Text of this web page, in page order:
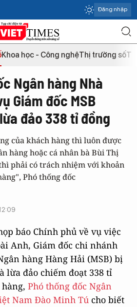
Đăng nhập
Khoa học - Công nghệThị trường số
Ngân hàng Nhà
Giám đốc MSB
đảo 338 tỉ đồng
của khách hàng thì luôn được
hàng hoặc cá nhân bà Bùi Thị
phải có trách nhiệm với khoản
Phó thống đốc
báo Chính phủ về vụ việc
Anh, Giám đốc chi nhánh
hàng Hàng Hải (MSB) bị
lừa đảo chiếm đoạt 338 tỉ
Phó thống đốc Ngân
Nam Đào Minh Tú cho biết